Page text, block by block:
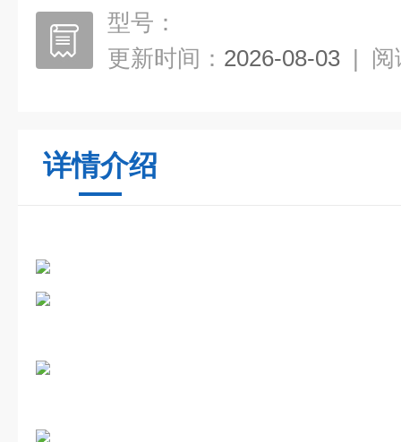
型号：
更新时间： 2026-08-03 | 阅
详情介绍